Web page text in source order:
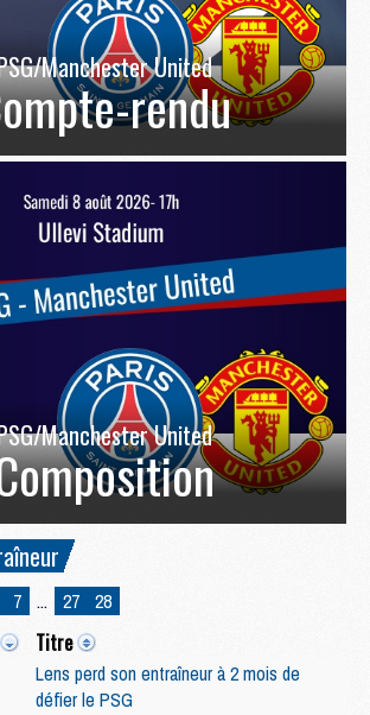
Manchester United
rendu
Manchester United
7 ... 27 28
Titre
Lens perd son entraîneur à 2 mois de
défier le PSG